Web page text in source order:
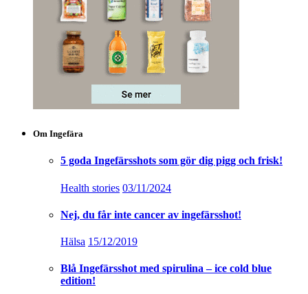
Om Ingefära
5 goda Ingefärsshots som gör dig pigg och frisk!
Health stories 03/11/2024
Nej, du får inte cancer av ingefärsshot!
Hälsa 15/12/2019
Blå Ingefärsshot med spirulina – ice cold blue
edition!